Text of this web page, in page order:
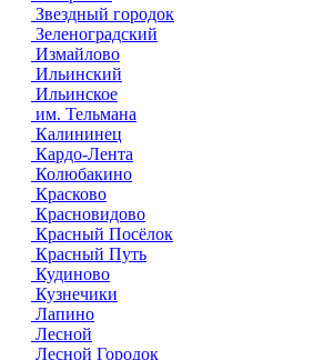
Звездный городок
Зеленоградский
Измайлово
Ильинский
Ильинское
им. Тельмана
Калининец
Кардо-Лента
Колюбакино
Красково
Красновидово
Красный Посёлок
Красный Путь
Кудиново
Кузнечики
Лапино
Лесной
Лесной Городок